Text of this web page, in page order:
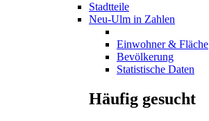
Stadtteile
Neu-Ulm in Zahlen
Einwohner & Fläche
Bevölkerung
Statistische Daten
Häufig gesucht